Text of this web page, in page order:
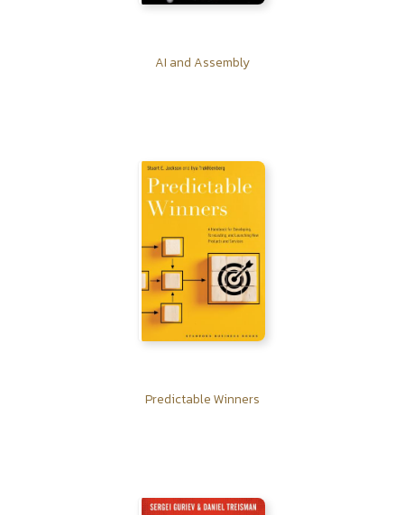
AI and Assembly
Predictable Winners